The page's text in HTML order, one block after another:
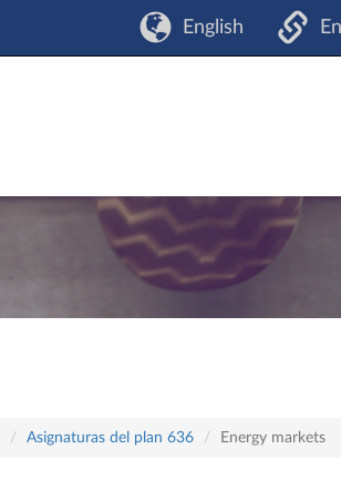
English
Asignaturas del plan 636 Energy markets